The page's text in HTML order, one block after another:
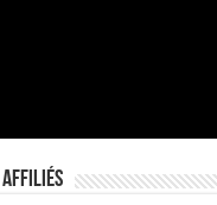
Affiliés